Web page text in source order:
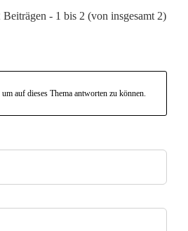
- 1 bis 2 (von insgesamt 2)
auf dieses Thema antworten zu können.